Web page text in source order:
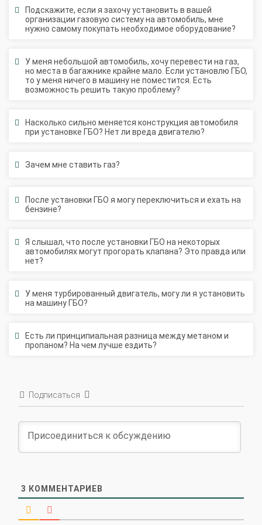
организации газовую систему на автомобиль, мне
нужно самому покупать необходимое оборудование?
но места в багажнике крайне мало. Если установлю ГБО,
то у меня ничего в машину не поместится. Есть
возможность решить такую проблему?
при установке ГБО? Нет ли вреда двигателю?
бензине?
автомобилях могут прогорать клапана? Это правда или
нет?
на машину ГБО?
пропаном? На чем лучше ездить?